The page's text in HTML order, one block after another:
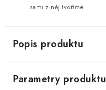
sami z něj tvoříme
Popis produktu
Parametry produktu